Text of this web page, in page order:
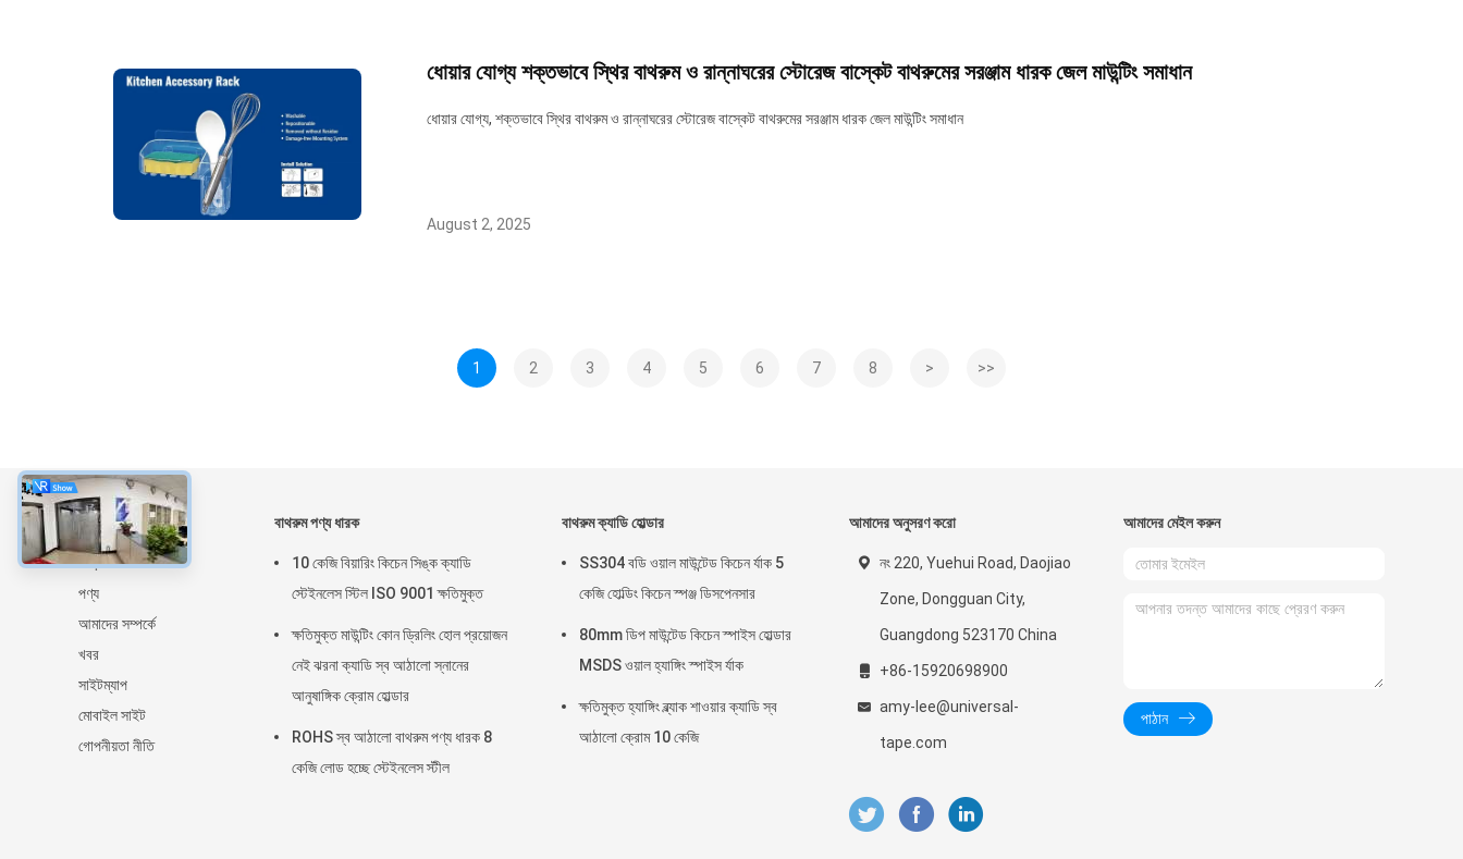
ধোয়ার যোগ্য শক্তভাবে স্থির বাথরুম ও রান্নাঘরের স্টোরেজ বাস্কেট বাথরুমের সরঞ্জাম ধারক জেল মাউন্টিং সমাধান
ধোয়ার যোগ্য, শক্তভাবে স্থির বাথরুম ও রান্নাঘরের স্টোরেজ বাস্কেট বাথরুমের সরঞ্জাম ধারক জেল মাউন্টিং সমাধান
August 2, 2025
1 2 3 4 5 6 7 8 > >>
সম্বন্ধে
বাড়ি
পণ্য
আমাদের সম্পর্কে
খবর
সাইটম্যাপ
মোবাইল সাইট
গোপনীয়তা নীতি
বাথরুম পণ্য ধারক
10 কেজি বিয়ারিং কিচেন সিঙ্ক ক্যাডি
স্টেইনলেস স্টিল ISO 9001 ক্ষতিমুক্ত
ক্ষতিমুক্ত মাউন্টিং কোন ড্রিলিং হোল প্রয়োজন
নেই ঝরনা ক্যাডি স্ব আঠালো স্নানের
আনুষাঙ্গিক ক্রোম হোল্ডার
ROHS স্ব আঠালো বাথরুম পণ্য ধারক 8
কেজি লোড হচ্ছে স্টেইনলেস স্টীল
বাথরুম ক্যাডি হোল্ডার
SS304 বডি ওয়াল মাউন্টেড কিচেন র্যাক 5
কেজি হোল্ডিং কিচেন স্পঞ্জ ডিসপেনসার
80mm ডিপ মাউন্টেড কিচেন স্পাইস হোল্ডার
MSDS ওয়াল হ্যাঙ্গিং স্পাইস র্যাক
ক্ষতিমুক্ত হ্যাঙ্গিং ব্ল্যাক শাওয়ার ক্যাডি স্ব
আঠালো ক্রোম 10 কেজি
আমাদের অনুসরণ করো
নং 220, Yuehui Road, Daojiao
Zone, Dongguan City,
Guangdong 523170 China
+86-15920698900
amy-lee@universal-
tape.com
আমাদের মেইল ​​করুন
পাঠান